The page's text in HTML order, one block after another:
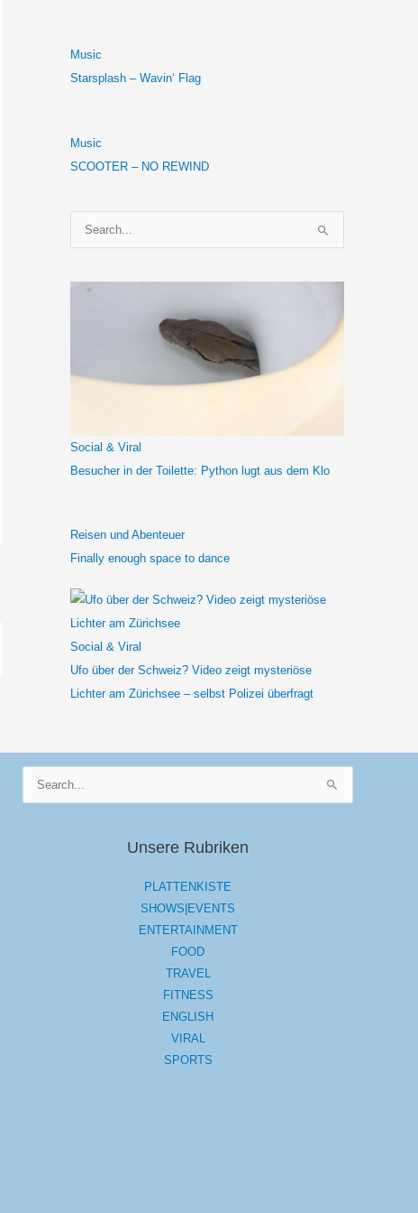
Music
Starsplash – Wavin‘ Flag
Music
SCOOTER – NO REWIND
u
h
Social & Viral
Besucher in der Toilette: Python lugt aus dem Klo
Reisen und Abenteuer
Finally enough space to dance
Social & Viral
Ufo über der Schweiz? Video zeigt mysteriöse
Lichter am Zürichsee – selbst Polizei überfragt
Unsere Rubriken
PLATTENKISTE
SHOWS|EVENTS
ENTERTAINMENT
FOOD
TRAVEL
FITNESS
ENGLISH
VIRAL
SPORTS